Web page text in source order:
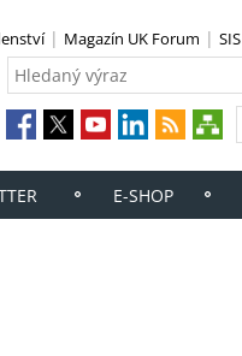
Magazín UK Forum SIS
E-SHOP